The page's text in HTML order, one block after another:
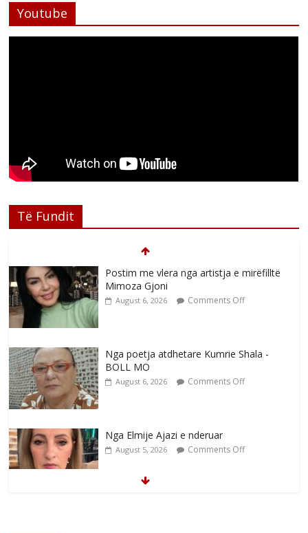
Youtube
Të Fundit
Postim me vlera nga artistja e mirëfilltë
Mimoza Gjoni
August 6, 2026 Comments Off
Nga poetja atdhetare Kumrie Shala -
BOLL MO
August 6, 2026 Comments Off
Nga Elmije Ajazi e nderuar
August 5, 2026 Comments Off